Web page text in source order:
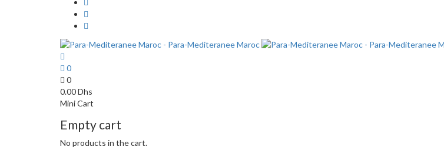
0
0
0.00Dhs
Mini Cart
Empty cart
No products in the cart.